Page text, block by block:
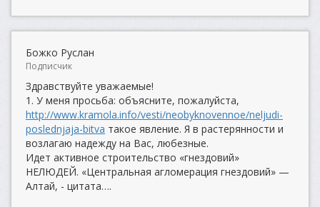
Божко Руслан
Подписчик
Здравствуйте уважаемые!
1. У меня просьба: объясните, пожалуйста,
http://www.kramola.info/vesti/neobyknovennoe/neljudi-
poslednjaja-bitva такое явление. Я в растерянности и
возлагаю надежду на Вас, любезные.
Идет активное строительство «гнездовий»
НЕЛЮДЕЙ. «Центральная агломерация гнездовий» —
Алтай, - цитата….